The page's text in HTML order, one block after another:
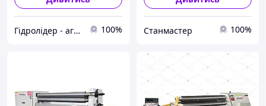
Гідролідер - агротехніка, промислове та будівельне обладнання 100% Станмастер 100%